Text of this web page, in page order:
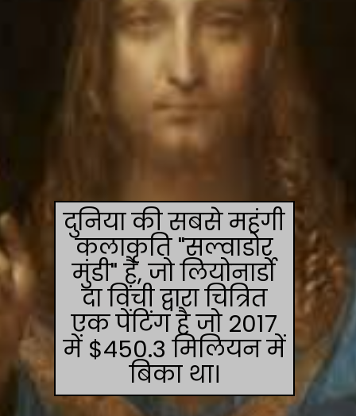
दुनिया की सबसे महंगी
कलाकृति "सल्वाडोर
मुंडी" है, जो लियोनार्डो
दा विंची द्वारा चित्रित
एक पेंटिंग है जो 2017
में $450.3 मिलियन में
बिका था।